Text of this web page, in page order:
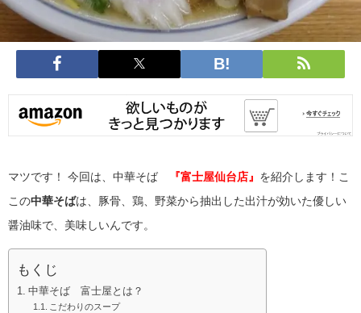
マツです！ 今回は、中華そば 『富士屋仙台店』 を紹介します！こ
この中華そばは、豚骨、鶏、野菜から抽出した出汁が効いた優しい
醤油味で、美味しいんです。
もくじ
中華そば 富士屋とは？
こだわりのスープ